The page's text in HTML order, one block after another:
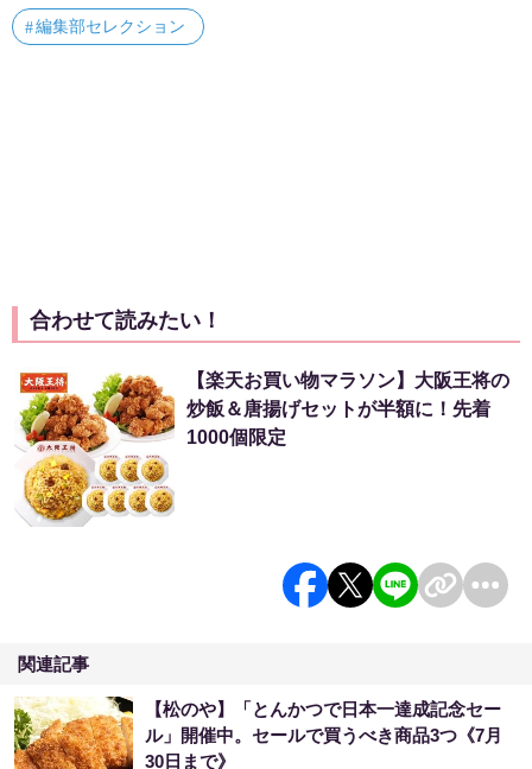
編集部セレクション
合わせて読みたい！
【楽天お買い物マラソン】大阪王将の
炒飯＆唐揚げセットが半額に！先着
1000個限定
関連記事
【松のや】「とんかつで日本一達成記念セー
ル」開催中。セールで買うべき商品3つ《7月
30日まで》